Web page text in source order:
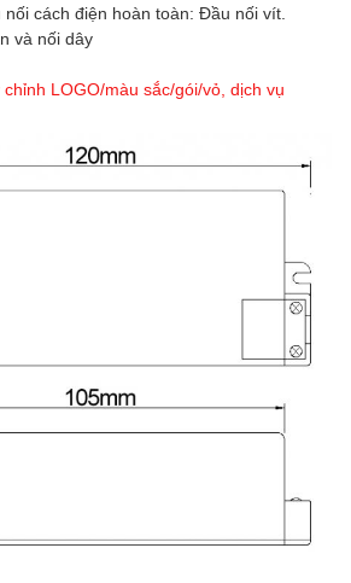
cách điện hoàn toàn: Đầu nối vít.
và nối dây
LOGO/màu sắc/gói/vỏ, dịch vụ